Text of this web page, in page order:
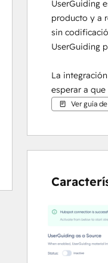
UserGuiding
producto y a
sin
UserGuiding
La
esperar a
Ver guía